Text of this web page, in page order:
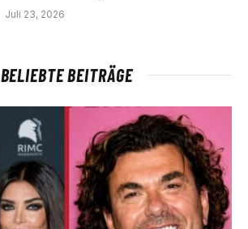
Juli 23, 2026
BELIEBTE BEITRÄGE